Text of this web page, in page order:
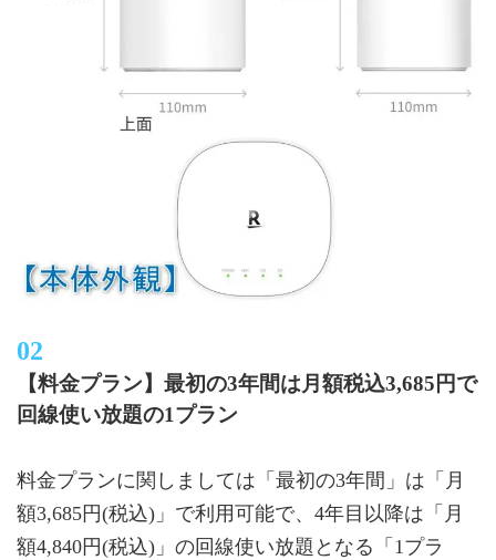
【料金プラン】最初の3年間は月額税込3,685円で
回線使い放題の1プラン
料金プランに関しましては「最初の3年間」は「月
額3,685円(税込)」で利用可能で、4年目以降は「月
額4,840円(税込)」の回線使い放題となる「1プラ